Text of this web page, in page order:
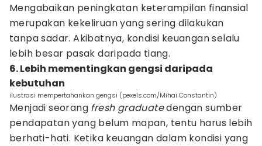
Mengabaikan peningkatan keterampilan finansial
merupakan kekeliruan yang sering dilakukan
tanpa sadar. Akibatnya, kondisi keuangan selalu
lebih besar pasak daripada tiang.
6. Lebih mementingkan gengsi daripada
kebutuhan
ilustrasi mempertahankan gengsi (pexels.com/Mihai Constantin)
Menjadi seorang fresh graduatedengan sumber
pendapatan yang belum mapan, tentu harus lebih
berhati-hati. Ketika keuangan dalam kondisi yang